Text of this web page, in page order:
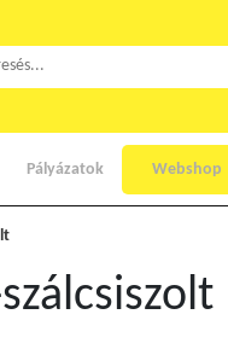
Pályázatok Webshop